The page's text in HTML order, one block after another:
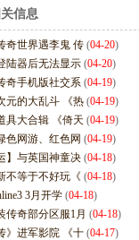
信息
奇世界遇李鬼 传 (04-20)
陆器后无法显示 (04-20)
奇手机版社交系 (04-19)
元的大乱斗 《热 (04-19)
具大合辑 《倚天 (04-19)
色网游、红色网 (04-19)
】与英国神童决 (04-18)
不等于不好玩《 (04-18)
3月开学 (04-18)
传奇部分区服1月 (04-18)
》进军影院 《十 (04-17)